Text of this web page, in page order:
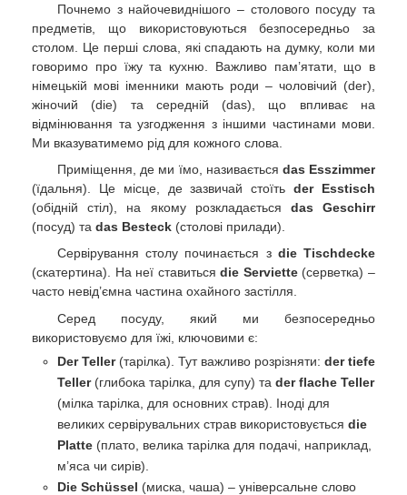
Почнемо з найочевиднішого – столового посуду та
предметів, що використовуються безпосередньо за
столом. Це перші слова, які спадають на думку, коли ми
говоримо про їжу та кухню. Важливо пам’ятати, що в
німецькій мові іменники мають роди – чоловічий (der),
жіночий (die) та середній (das), що впливає на
відмінювання та узгодження з іншими частинами мови.
Ми вказуватимемо рід для кожного слова.
Приміщення, де ми їмо, називається das Esszimmer
(їдальня). Це місце, де зазвичай стоїтьder Esstisch
(обідній стіл), на якому розкладається das Geschirr
(посуд) та das Besteck (столові прилади).
Сервірування столу починається з die Tischdecke
(скатертина). На неї ставитьсяdie Serviette(серветка) –
часто невід’ємна частина охайного застілля.
Серед посуду, який ми безпосередньо
використовуємо для їжі, ключовими є:
Der Teller(тарілка). Тут важливо розрізняти: der tiefe
Teller(глибока тарілка, для супу) та der flache Teller
(мілка тарілка, для основних страв). Іноді для
великих сервірувальних страв використовується die
Platte (плато, велика тарілка для подачі, наприклад,
м’яса чи сирів).
Die Schüssel (миска, чаша) – універсальне слово